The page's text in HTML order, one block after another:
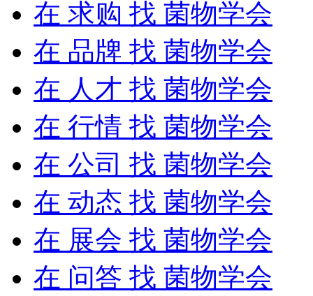
在 求购 找 菌物学会
在 品牌 找 菌物学会
在 人才 找 菌物学会
在 行情 找 菌物学会
在 公司 找 菌物学会
在 动态 找 菌物学会
在 展会 找 菌物学会
在 问答 找 菌物学会